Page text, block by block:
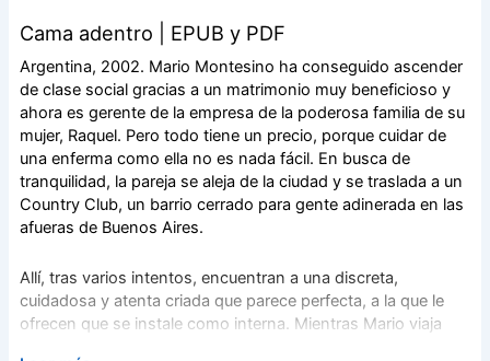
Cama adentro | EPUB y PDF
Argentina, 2002. Mario Montesino ha conseguido ascender
de clase social gracias a un matrimonio muy beneficioso y
ahora es gerente de la empresa de la poderosa familia de su
mujer, Raquel. Pero todo tiene un precio, porque cuidar de
una enferma como ella no es nada fácil. En busca de
tranquilidad, la pareja se aleja de la ciudad y se traslada a un
Country Club, un barrio cerrado para gente adinerada en las
afueras de Buenos Aires.
Allí, tras varios intentos, encuentran a una discreta,
cuidadosa y atenta criada que parece perfecta, a la que le
ofrecen que se instale como interna. Mientras Mario viaja